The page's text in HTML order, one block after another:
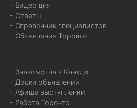
- Видео дня
- Ответы
- Справочник специалистов
- Объявления Торонто
- Знакомства в Канаде
- Доски объявлений
- Афиша выступлений
- Работа Торонто